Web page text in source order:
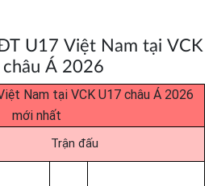
U17 Việt Nam tại VCK
Á 2026
Nam tại VCK U17 châu Á 2026
mới nhất
Trận đấu